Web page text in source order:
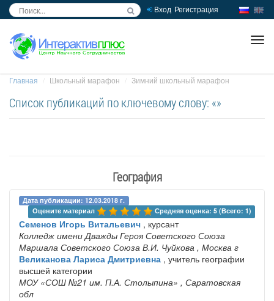
Вход Регистрация
Главная Школьный марафон Зимний школьный марафон
Список публикаций по ключевому слову: «»
География
Дата публикации: 12.03.2018 г.
Оцените материал
Средняя оценка: 5 (Всего: 1)
Семенов Игорь Витальевич , курсант
Колледж имени Дважды Героя Советского Союза
Маршала Советского Союза В.И. Чуйкова , Москва г
Великанова Лариса Дмитриевна , учитель географии
высшей категории
МОУ «СОШ №21 им. П.А. Столыпина» , Саратовская
обл